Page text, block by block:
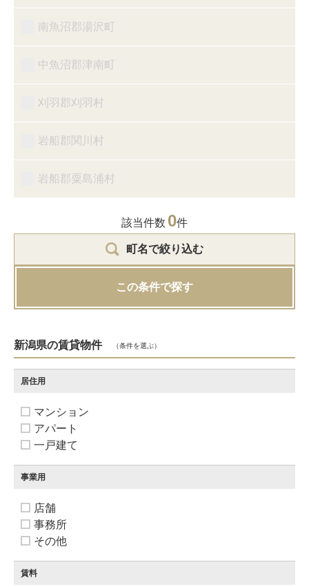
南魚沼郡湯沢町
中魚沼郡津南町
刈羽郡刈羽村
岩船郡関川村
岩船郡粟島浦村
該当件数 0件
町名で絞り込む
この条件で探す
新潟県の賃貸物件 （条件を選ぶ）
居住用
マンション
アパート
一戸建て
事業用
店舗
事務所
その他
賃料